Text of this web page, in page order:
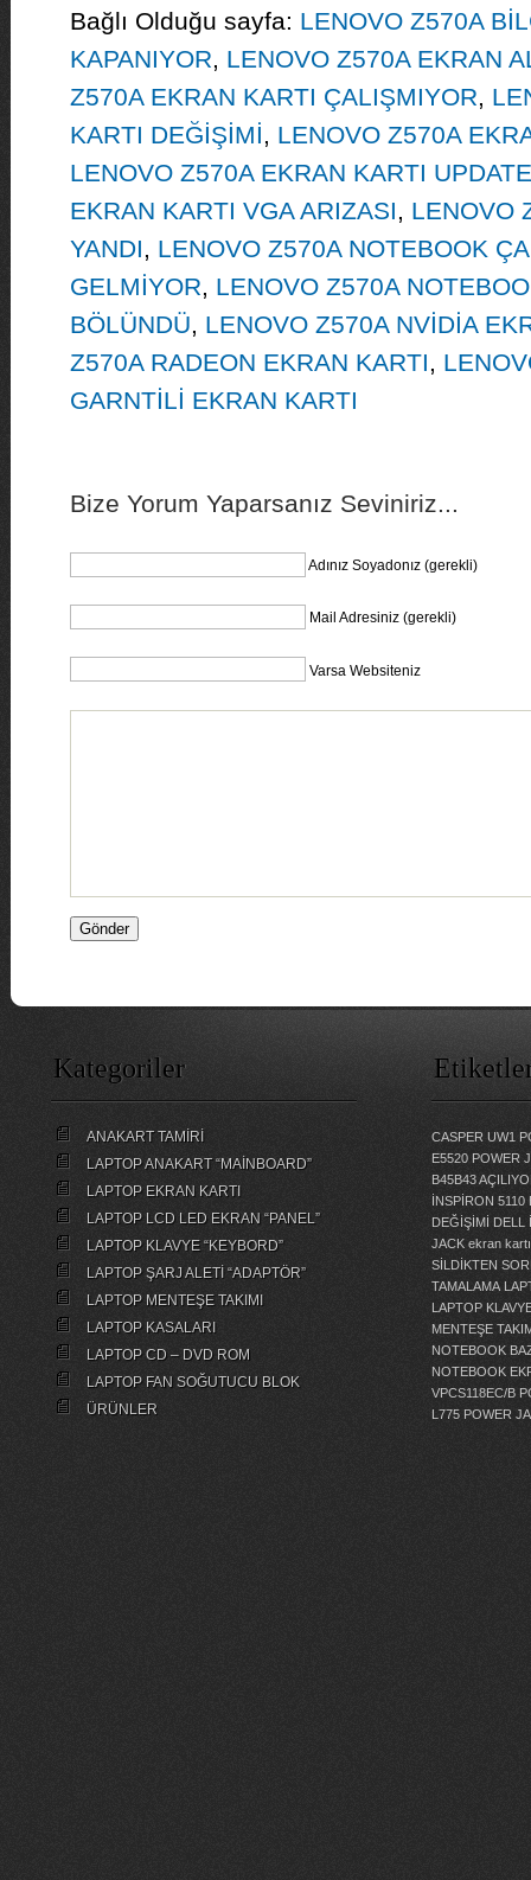
Bağlı Olduğu sayfa: LENOVO Z570A
KAPANIYOR, LENOVO Z570A EKRAN
Z570A EKRAN KARTI ÇALIŞMIYOR,
KARTI DEĞİŞİMİ, LENOVO Z570A
LENOVO Z570A EKRAN KARTI UPDATE
EKRAN KARTI VGA ARIZASI, LENOVO
YANDI, LENOVO Z570A NOTEBOOK
GELMİYOR, LENOVO Z570A
BÖLÜNDÜ, LENOVO Z570A NVİDİA
Z570A RADEON EKRAN KARTI,
GARNTİLİ EKRAN KARTI
Bize Yorum Yaparsanız Seviniriz...
Adınız Soyadonız (gerekli)
Mail Adresiniz (gerekli)
Varsa Websiteniz
Kategoriler
ANAKART TAMİRİ
LAPTOP ANAKART “MAİNBOARD”
LAPTOP EKRAN KARTI
LAPTOP LCD LED EKRAN “PANEL”
LAPTOP KLAVYE “KEYBORD”
LAPTOP ŞARJ ALETİ “ADAPTÖR”
LAPTOP MENTEŞE TAKIMI
LAPTOP KASALARI
LAPTOP CD – DVD ROM
LAPTOP FAN SOĞUTUCU BLOK
ÜRÜNLER
CASPER UW1
E5520 POWER
B45B43
İNSPİRON
DEĞİŞİMİ
DELL
JACK ekran
SİLDİKTEN
TAMALAMA
LAPTOP
MENTEŞE
NOTEBOOK
NOTEBOOK
VPCS118EC/B
L775 POWER